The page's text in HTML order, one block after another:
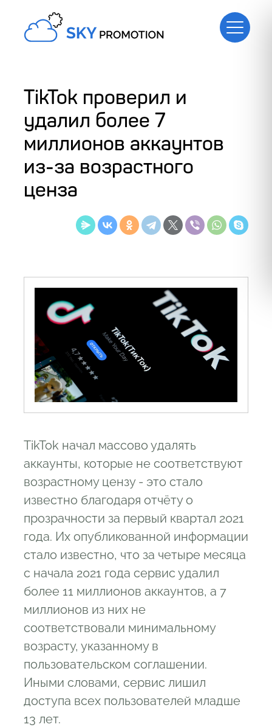
TikTok проверил и
удалил более 7
миллионов аккаунтов
из-за возрастного
ценза
TikTok начал массово удалять
аккаунты, которые не соответствуют
возрастному цензу - это стало
известно благодаря отчёту о
прозрачности за первый квартал 2021
года. Их опубликованной информации
стало известно, что за четыре месяца
с начала 2021 года сервис удалил
более 11 миллионов аккаунтов, а 7
миллионов из них не
соответствовали минимальному
возрасту, указанному в
пользовательском соглашении.
Иными словами, сервис лишил
доступа всех пользователей младше
13 лет.